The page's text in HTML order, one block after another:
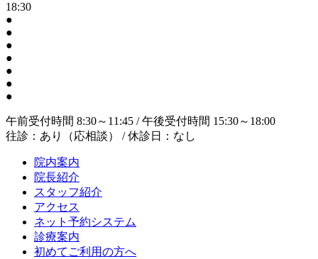
18:30
●
●
●
●
●
●
●
午前受付時間 8:30～11:45 / 午後受付時間 15:30～18:00
往診：あり（応相談） / 休診日：なし
院内案内
院長紹介
スタッフ紹介
アクセス
ネット予約システム
診療案内
初めてご利用の方へ